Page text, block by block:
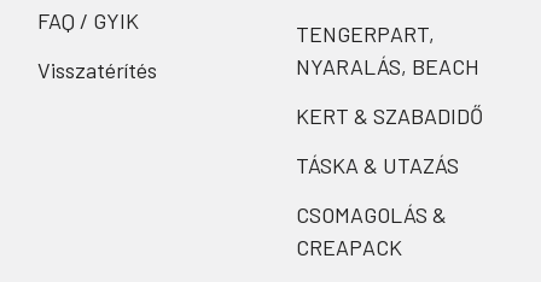
FAQ / GYIK
Visszatérítés
TENGERPART,
NYARALÁS, BEACH
KERT & SZABADIDŐ
TÁSKA & UTAZÁS
CSOMAGOLÁS &
CREAPACK